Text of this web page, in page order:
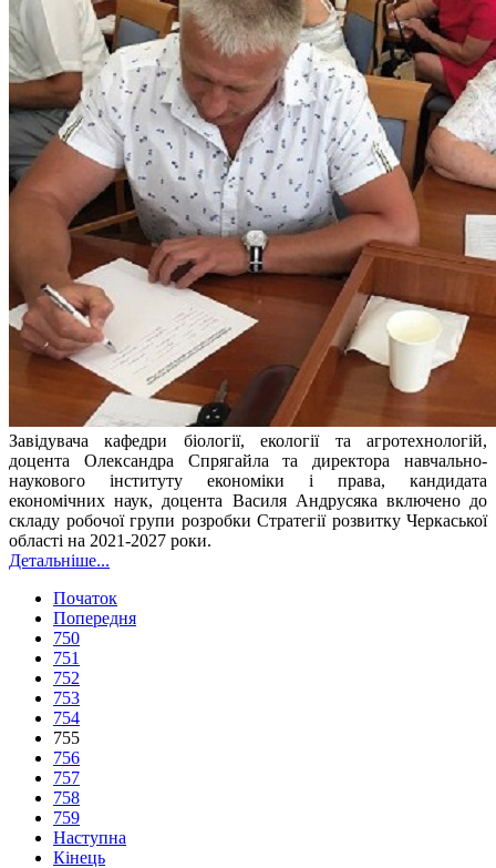
Завідувача кафедри біології, екології та агротехнологій,
доцента Олександра Спрягайла та директора навчально-
наукового інституту економіки і права, кандидата
економічних наук, доцента Василя Андрусяка включено до
складу робочої групи розробки Стратегії розвитку Черкаської
області на 2021-2027 роки.
Детальніше...
Початок
Попередня
750
751
752
753
754
755
756
757
758
759
Наступна
Кінець